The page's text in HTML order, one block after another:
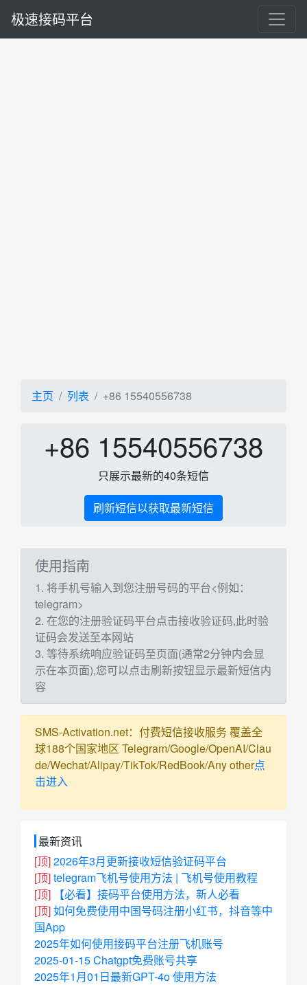
极速接码平台
主页 列表 +86 15540556738
+86 15540556738
只展示最新的40条短信
刷新短信以获取最新短信
使用指南
1. 将手机号输入到您注册号码的平台<例如：
telegram>
2. 在您的注册验证码平台点击接收验证码,此时验
证码会发送至本网站
3. 等待系统响应验证码至页面(通常2分钟内会显
示在本页面),您可以点击刷新按钮显示最新短信内
容
SMS-Activation.net：付费短信接收服务 覆盖全
球188个国家地区 Telegram/Google/OpenAI/Clau
de/Wechat/Alipay/TikTok/RedBook/Any other点
击进入
最新资讯
[顶]2026年3月更新接收短信验证码平台
[顶]telegram飞机号使用方法 | 飞机号使用教程
[顶]
【必看】接码平台使用方法，新人必看
[顶]如何免费使用中国号码注册小红书，抖音等中
国App
2025年如何使用接码平台注册飞机账号
2025-01-15 Chatgpt免费账号共享
2025年1月01日最新GPT-4o 使用方法